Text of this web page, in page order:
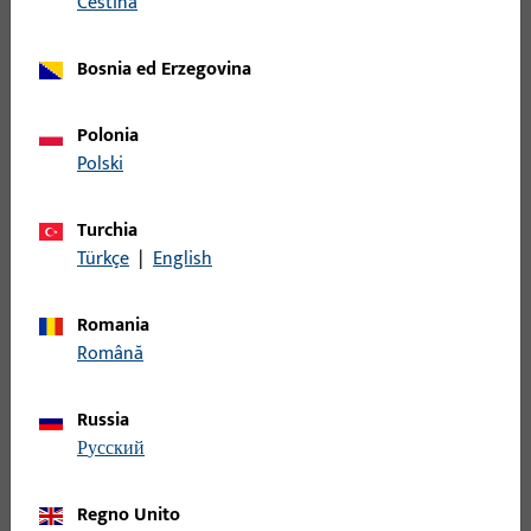
vostro settore – perché ne facciamo parte da decenni. Che si
o soluzioni di controllo accessi – parliamo la vostra lingua, sia
Bosnia ed Erzegovina
Polonia
Polski
Turchia
Türkçe | English
Romania
Română
Russia
русский
Regno Unito